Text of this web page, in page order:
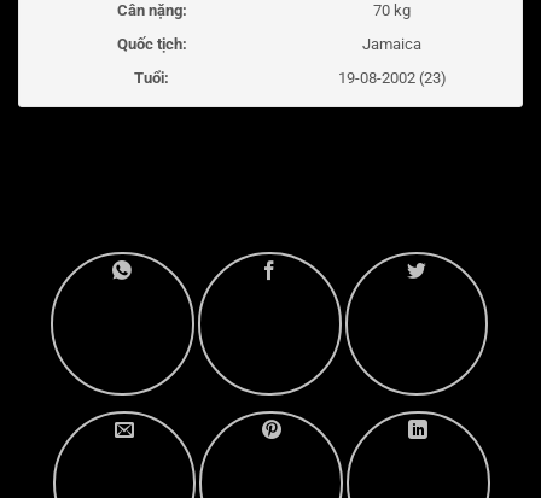
Cân nặng:
70 kg
Quốc tịch:
Jamaica
Tuổi:
19-08-2002 (23)